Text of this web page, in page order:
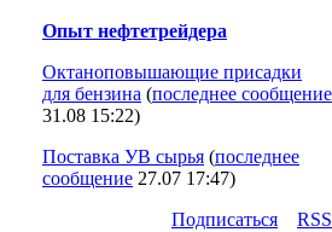
Опыт нефтетрейдера
Октаноповышающие присадки
для бензина (последнее сообщение
31.08 15:22)
Поставка УВ сырья (последнее
сообщение 27.07 17:47)
Подпиcаться
RSS